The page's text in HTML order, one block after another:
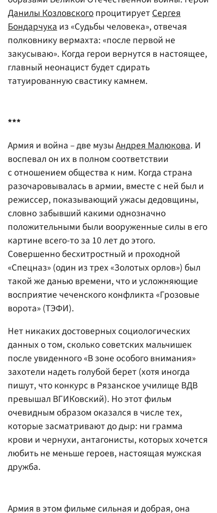
Данилы КозловскогопроцитируетСергея
Бондарчукаиз «Судьбы человека», отвечая
полковнику вермахта: «после первой не
закусываю». Когда герои вернутся в настоящее,
главный неонацист будет сдирать
татуированную свастику камнем.
***
Армия и война – две музыАндрея Малюкова. И
воспевал он их в полном соответствии
с отношением общества к ним. Когда страна
разочаровывалась в армии, вместе с ней был и
режиссер, показывающий ужасы дедовщины,
словно забывший какими однозначно
положительными были вооруженные силы в его
картине всего-то за 10 лет до этого.
Совершенно бесхитростный и проходной
«Спецназ» (один из трех «Золотых орлов») был
такой же данью времени, что и усложняющие
восприятие чеченского конфликта «Грозовые
ворота» (ТЭФИ).
Нет никаких достоверных социологических
данных о том, сколько советских мальчишек
после увиденного «В зоне особого внимания»
захотели надеть голубой берет (хотя иногда
пишут, что конкурс в Рязанское училище ВДВ
превышал ВГИКовский). Но этот фильм
очевидным образом оказался в числе тех,
которые засматривают до дыр: ни грамма
крови и чернухи, антагонисты, которых хочется
любить не меньше героев, настоящая мужская
дружба.
Армия в этом фильме сильная и добрая, она